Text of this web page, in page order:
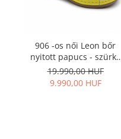
906 -os női Leon bőr
nyitott papucs - szürke
citromsárgával
19.990,00 HUF
9.990,00 HUF